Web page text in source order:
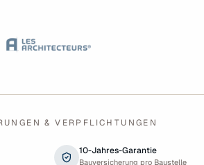
& VERPFLICHTUNGEN
10-Jahres-Garantie
Bauversicherung pro Baustelle